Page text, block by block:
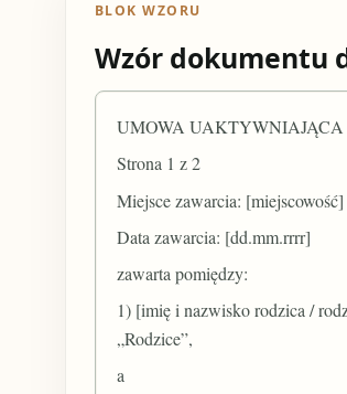
BLOK WZORU
Wzór dokumentu
UMOWA
Strona 1 z 2
Miejsce zawarcia: [miejscowość]
Data zawarcia: [dd.mm.rrrr]
zawarta pomiędzy:
1) [imię i nazwisko rodzica /
„Rodzice”,
a